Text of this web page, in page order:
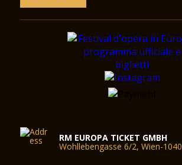
RM EUROPA TICKET GMBH
Wohllebengasse 6/2, Wien-1040